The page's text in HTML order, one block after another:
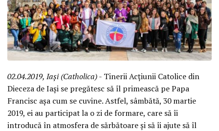
02.04.2019, Iași (Catholica)- Tinerii Acțiunii Catolice din
Dieceza de Iași se pregătesc să îl primească pe Papa
Francisc așa cum se cuvine. Astfel, sâmbătă, 30 martie
2019, ei au participat la o zi de formare, care să îi
introducă în atmosfera de sărbătoare și să îi ajute să îl